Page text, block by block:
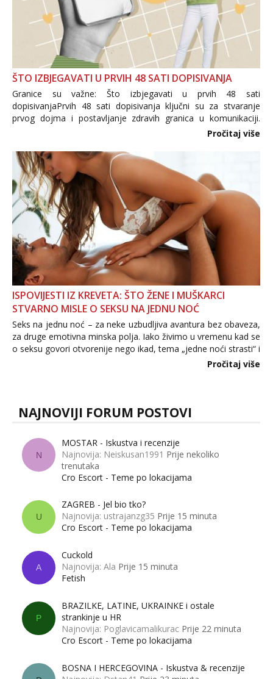
ŠTO IZBJEGAVATI U PRVIH 48 SATI DOPISIVANJA
Granice su važne: Što izbjegavati u prvih 48 sati
dopisivanjaPrvih 48 sati dopisivanja ključni su za stvaranje
prvog dojma i postavljanje zdravih granica u komunikaciji.
Važno je izbjeći prebrzo otkrivanje osobnih ili intimnih
povjerenje. Takođe...
Pročitaj više
ISPOVIJESTI IZ KREVETA: ŠTO ŽENE I MUŠKARCI
STVARNO MISLE O SEKSU NA JEDNU NOĆ
Seks na jednu noć – za neke uzbudljiva avantura bez obaveza,
za druge emotivna minska polja. Iako živimo u vremenu kad se
o seksu govori otvorenije nego ikad, tema „jedne noći strasti“ i
dalje izaziva burne rasprave. Što zapravo misle žene, a što
Pročitaj više
NAJNOVIJI FORUM POSTOVI
N
MOSTAR - Iskustva i recenzije
Najnovija: Neiskusan1991 Prije nekoliko
trenutaka
Cro Escort - Teme po lokacijama
U
ZAGREB - Jel bio tko?
Najnovija: ustrajanzg35 Prije 15 minuta
Cro Escort - Teme po lokacijama
A
Cuckold
Najnovija: Ala Prije 15 minuta
Fetish
P
BRAZILKE, LATINE, UKRAINKE i ostale
strankinje u HR
Najnovija: Poglavicamalikurac Prije 22 minuta
Cro Escort - Teme po lokacijama
BOSNA I HERCEGOVINA - Iskustva & recenzije